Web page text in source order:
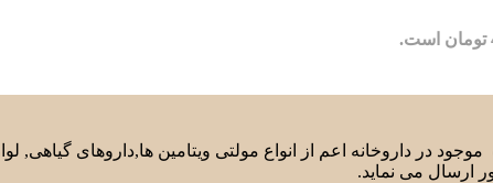
در داروخانه اعم از انواع مولتی ویتامین ها,داروهای
ارسال می نماید.